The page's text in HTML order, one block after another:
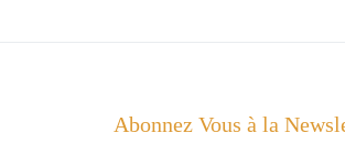
Abonnez Vous à la